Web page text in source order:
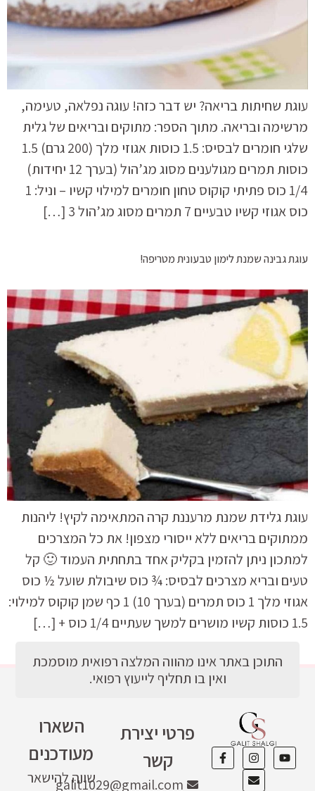
עוגת שחיתות בריאה? יש דבר כזה! עוגה נפלאה, טעימה,
מרשימה ובריאה. מתוך הספר: מתוקים ובריאים של גלית
שלגי חומרים לבסיס: 1.5 כוסות אגוזי מלך (200 גרם) 1.5
כוסות תמרים מגולענים מסוג מג’הול (בערך 12 יחידות)
1/4 כוס פתיתי קוקוס טחון חומרים למילוי קשיו – וניל: 1
כוס אגוזי קשיו טבעיים 7 תמרים מסוג מג’הול 3 […]
עוגת גבינה שמנת לימון טבעונית מטריפה!
עוגת גלידת שמנת מרעננת קרה המתאימה לקיץ! ליהנות
ממתוקים בריאים ללא ייסורי מצפון! את כל המצרכים
למתכון ניתן להזמין בקליק אחד בתחתית העמוד 🙂 קל
טעים ובריא מצרכים לבסיס: ¾ כוס שיבולת שועל ½ כוס
אגוזי מלך 1 כוס תמרים (בערך 10) 1 כף שמן קוקוס למילוי:
1.5 כוסות קשיו מושרים למשך שעתיים 1/4 כוס + […]
פרטי יצירת
קשר
galit1029@gmail.com
השארו
מעודכנים
שווה להישאר
התוכן באתר אינו מהווה המלצה רפואית מוסמכת
ואין בו תחליף לייעוץ רפואי.